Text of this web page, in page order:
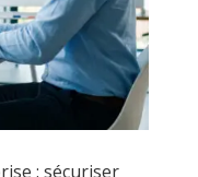
: sécuriser